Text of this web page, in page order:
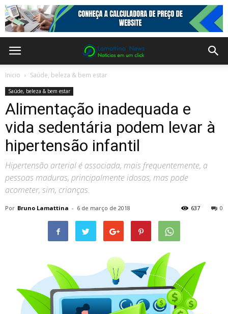
Inicio Saúde, beleza & bem estar
Saúde, beleza & bem estar
Alimentação inadequada e
vida sedentária podem levar à
hipertensão infantil
Hipertensão arterial é associada, mais frequentemente, a
pessoas maduras, principalmente idosas, mas pode
acometer, sim, crianças.
Por Bruno Lamattina - 6 de março de 2018 0
637